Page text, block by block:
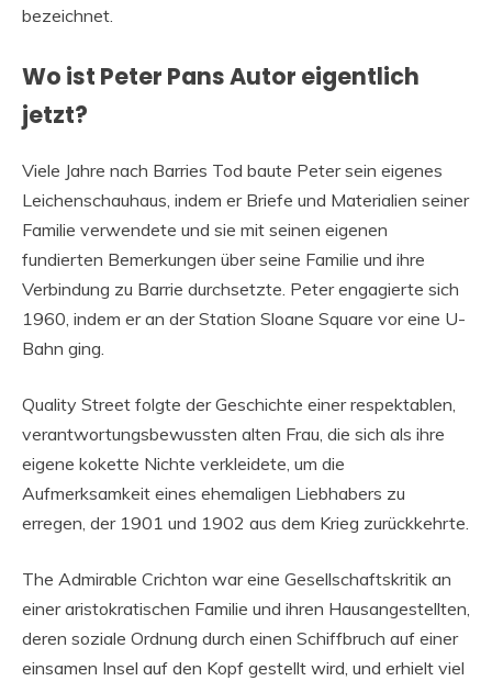
bezeichnet.
Wo ist Peter Pans Autor eigentlich
jetzt?
Viele Jahre nach Barries Tod baute Peter sein eigenes
Leichenschauhaus, indem er Briefe und Materialien seiner
Familie verwendete und sie mit seinen eigenen
fundierten Bemerkungen über seine Familie und ihre
Verbindung zu Barrie durchsetzte. Peter engagierte sich
1960, indem er an der Station Sloane Square vor eine U-
Bahn ging.
Quality Street folgte der Geschichte einer respektablen,
verantwortungsbewussten alten Frau, die sich als ihre
eigene kokette Nichte verkleidete, um die
Aufmerksamkeit eines ehemaligen Liebhabers zu
erregen, der 1901 und 1902 aus dem Krieg zurückkehrte.
The Admirable Crichton war eine Gesellschaftskritik an
einer aristokratischen Familie und ihren Hausangestellten,
deren soziale Ordnung durch einen Schiffbruch auf einer
einsamen Insel auf den Kopf gestellt wird, und erhielt viel